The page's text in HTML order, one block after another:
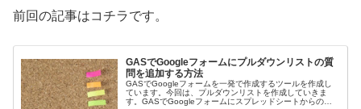
前回の記事はコチラです。
GASでGoogleフォームにプルダウンリストの質
問を追加する方法
GASでGoogleフォームを一発で作成するツールを作成し
ています。今回は、プルダウンリストを作成していきま
す。GASでGoogleフォームにスプレッドシートからの選